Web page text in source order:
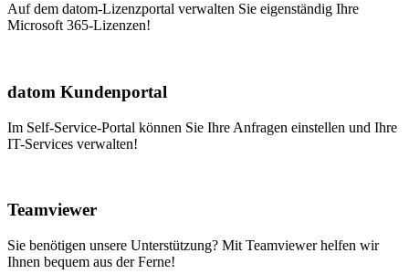
Auf dem datom-Lizenzportal verwalten Sie eigenständig Ihre
Microsoft 365-Lizenzen!
datom Kundenportal
Im Self-Service-Portal können Sie Ihre Anfragen einstellen und Ihre
IT-Services verwalten!
Teamviewer
Sie benötigen unsere Unterstützung? Mit Teamviewer helfen wir
Ihnen bequem aus der Ferne!